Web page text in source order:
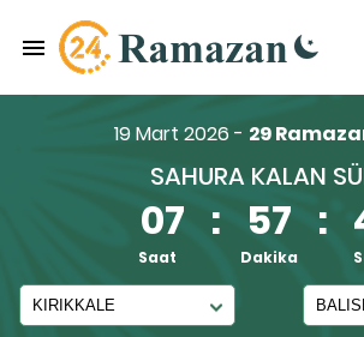
19 Mart 2026 - 29
SAHURA KALAN
07 : 57 :
Saat Dakika